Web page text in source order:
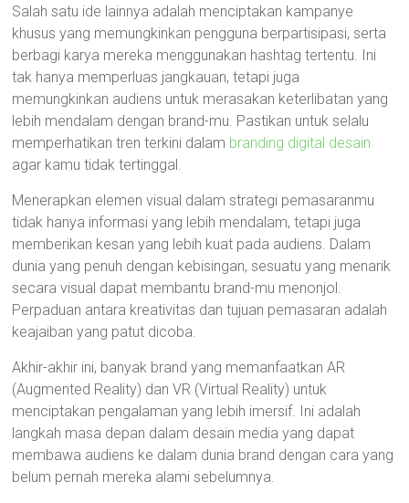
Salah satu ide lainnya adalah menciptakan kampanye
khusus yang memungkinkan pengguna berpartisipasi, serta
berbagi karya mereka menggunakan hashtag tertentu. Ini
tak hanya memperluas jangkauan, tetapi juga
memungkinkan audiens untuk merasakan keterlibatan yang
lebih mendalam dengan brand-mu. Pastikan untuk selalu
memperhatikan tren terkini dalam branding digital desain
agar kamu tidak tertinggal.
Menerapkan elemen visual dalam strategi pemasaranmu
tidak hanya informasi yang lebih mendalam, tetapi juga
memberikan kesan yang lebih kuat pada audiens. Dalam
dunia yang penuh dengan kebisingan, sesuatu yang menarik
secara visual dapat membantu brand-mu menonjol.
Perpaduan antara kreativitas dan tujuan pemasaran adalah
keajaiban yang patut dicoba.
Akhir-akhir ini, banyak brand yang memanfaatkan AR
(Augmented Reality) dan VR (Virtual Reality) untuk
menciptakan pengalaman yang lebih imersif. Ini adalah
langkah masa depan dalam desain media yang dapat
membawa audiens ke dalam dunia brand dengan cara yang
belum pernah mereka alami sebelumnya.